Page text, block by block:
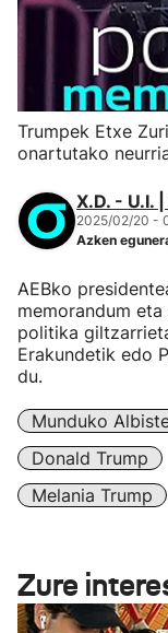
Trumpek Etxe
onartutako
X.D. - U.I.
2025/02/20 -
Azken
AEBko
memorandum
politika
Erakundetik edo
du.
Munduko
Donald Trump
Melania Trump
Zure